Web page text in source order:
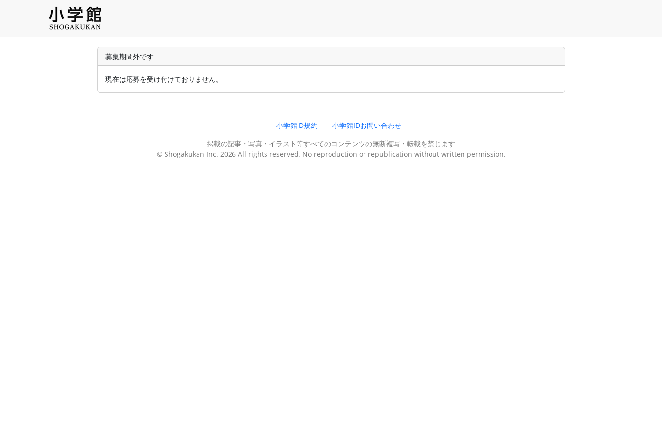
募集期間外です
現在は応募を受け付けておりません。
小学館ID規約
小学館IDお問い合わせ
掲載の記事・写真・イラスト等すべてのコンテンツの無断複写・転載を禁じます
© Shogakukan Inc. 2026 All rights reserved. No reproduction or republication without written permission.